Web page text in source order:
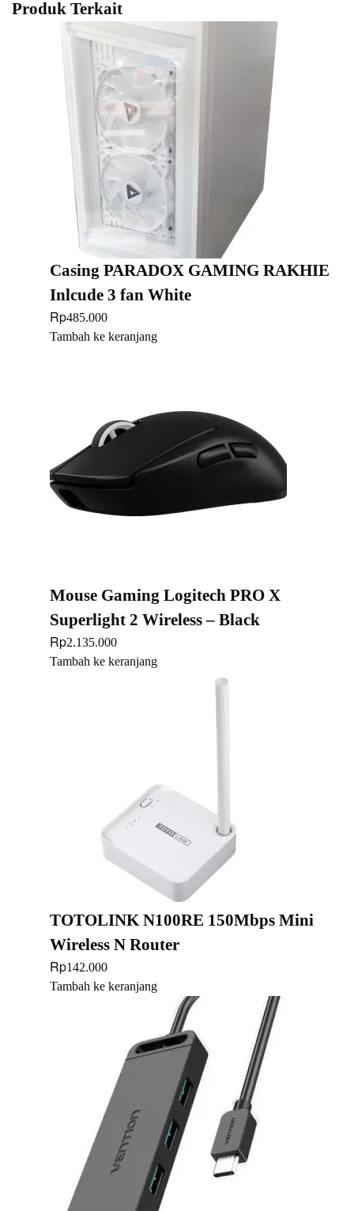
Produk Terkait
Casing PARADOX GAMING RAKHIE
Inlcude 3 fan White
Rp485.000
Tambah ke keranjang
Mouse Gaming Logitech PRO X
Superlight 2 Wireless – Black
Rp2.135.000
Tambah ke keranjang
TOTOLINK N100RE 150Mbps Mini
Wireless N Router
Rp142.000
Tambah ke keranjang